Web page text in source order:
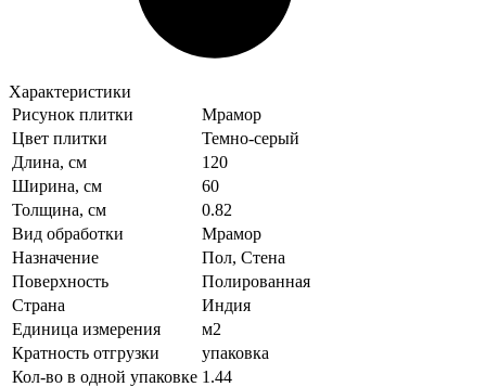
Характеристики
Рисунок плитки
Мрамор
Цвет плитки
Темно-серый
Длина, см
120
Ширина, см
60
Толщина, см
0.82
Вид обработки
Мрамор
Назначение
Пол, Стена
Поверхность
Полированная
Страна
Индия
Единица измерения
м2
Кратность отгрузки
упаковка
Кол-во в одной упаковке 1.44